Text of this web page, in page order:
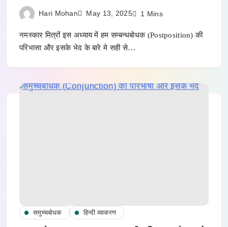
Hari Mohan May 13, 2025 1 Mins
नमस्कार मित्रों इस अध्याय में हम सम्बन्धबोधक (Postposition) की
परिभासा और इसके भेद के बारे मे सही से…
समुच्चबोधक हिन्दी व्याकरण